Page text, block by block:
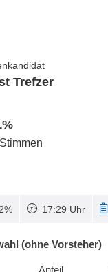
Trefzer
17:29 Uhr
(ohne Vorsteher)
Anteil